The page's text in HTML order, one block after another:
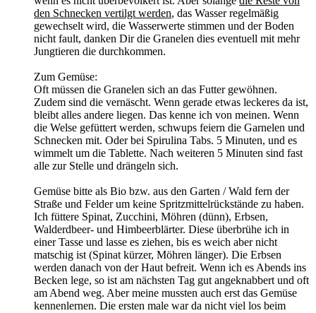
den Schnecken vertilgt werden, das Wasser regelmäßig
gewechselt wird, die Wasserwerte stimmen und der Boden
nicht fault, danken Dir die Granelen dies eventuell mit mehr
Jungtieren die durchkommen.
Zum Gemüse:
Oft müssen die Granelen sich an das Futter gewöhnen.
Zudem sind die vernäscht. Wenn gerade etwas leckeres da ist,
bleibt alles andere liegen. Das kenne ich von meinen. Wenn
die Welse gefüttert werden, schwups feiern die Garnelen und
Schnecken mit. Oder bei Spirulina Tabs. 5 Minuten, und es
wimmelt um die Tablette. Nach weiteren 5 Minuten sind fast
alle zur Stelle und drängeln sich.
Gemüse bitte als Bio bzw. aus den Garten / Wald fern der
Straße und Felder um keine Spritzmittelrückstände zu haben.
Ich füttere Spinat, Zucchini, Möhren (dünn), Erbsen,
Walderdbeer- und Himbeerblärter. Diese überbrühe ich in
einer Tasse und lasse es ziehen, bis es weich aber nicht
matschig ist (Spinat kürzer, Möhren länger). Die Erbsen
werden danach von der Haut befreit. Wenn ich es Abends ins
Becken lege, so ist am nächsten Tag gut angeknabbert und oft
am Abend weg. Aber meine mussten auch erst das Gemüse
kennenlernen. Die ersten male war da nicht viel los beim